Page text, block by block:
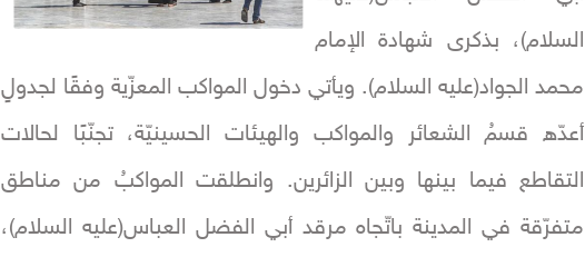
السلام)، بذكرى شهادة الإمام
محمد الجواد(عليه السلام). ويأتي دخول المواكب المعزّية وفقًا لجدولٍ
أعدّه قسمُ الشعائر والمواكب والهيئات الحسينيّة، تجنّبًا لحالات
التقاطع فيما بينها وبين الزائرين. وانطلقت المواكبُ من مناطق
متفرّقة في المدينة باتّجاه مرقد أبي الفضل العباس(عليه السلام)،